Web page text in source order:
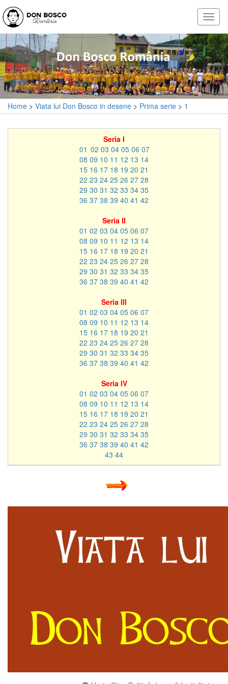
Home > Viata lui Don Bosco in desene > Prima serie > 1
Seria I
01 02 03 04 05 06 07
08 09 10 11 12 13 14
15 16 17 18 19 20 21
22 23 24 25 26 27 28
29 30 31 32 33 34 35
36 37 38 39 40 41 42
Seria II
01 02 03 04 05 06 07
08 09 10 11 12 13 14
15 16 17 18 19 20 21
22 23 24 25 26 27 28
29 30 31 32 33 34 35
36 37 38 39 40 41 42
Seria III
01 02 03 04 05 06 07
08 09 10 11 12 13 14
15 16 17 18 19 20 21
22 23 24 25 26 27 28
29 30 31 32 33 34 35
36 37 38 39 40 41 42
Seria IV
01 02 03 04 05 06 07
08 09 10 11 12 13 14
15 16 17 18 19 20 21
22 23 24 25 26 27 28
29 30 31 32 33 34 35
36 37 38 39 40 41 42
43 44